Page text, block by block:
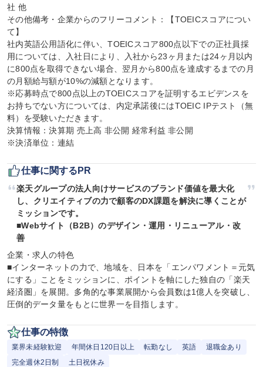
社 他
その他備考・企業からのフリーコメント：【TOEICスコアについ
て】
社内英語公用語化に伴い、TOEICスコア800点以下での正社員採
用については、入社日により、入社から23ヶ月または24ヶ月以内
に800点を取得できない場合、翌月から800点を達成するまでの月
の月額給与額が10%の減額となります。
※応募時点で800点以上のTOEICスコアを証明するエビデンスを
お持ちでない方については、内定承諾後にはTOEIC IPテスト（無
料）を受験いただきます。
決算情報：決算期 売上高 非公開 経常利益 非公開
※決済単位：連結
仕事に関するPR
楽天グループの法人向けサービスのブランド価値を最大化
し、クリエイティブの力で顧客のDX課題を解決に導くことが
ミッションです。
■Webサイト（B2B）のデザイン・運用・リニューアル・改
善
企業・求人の特色
■インターネットの力で、地域を、日本を「エンパワメント＝元気
にする」ことをミッションに、ポイントを軸にした独自の「楽天
経済圏」を展開。多角的な事業展開から会員数は1億人を突破し、
圧倒的データ量をもとに世界一を目指します。
仕事の特徴
業界未経験歓迎 年間休日120日以上 転勤なし 英語
退職金あり
完全週休2日制
土日祝休み